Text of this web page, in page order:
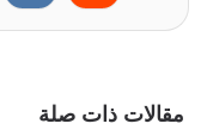
مقالات ذات صلة